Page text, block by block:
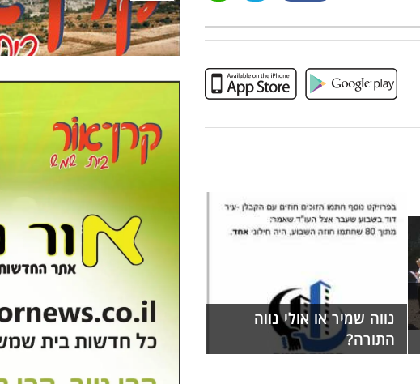
נווה שמיר או אולי נווה
התורה?